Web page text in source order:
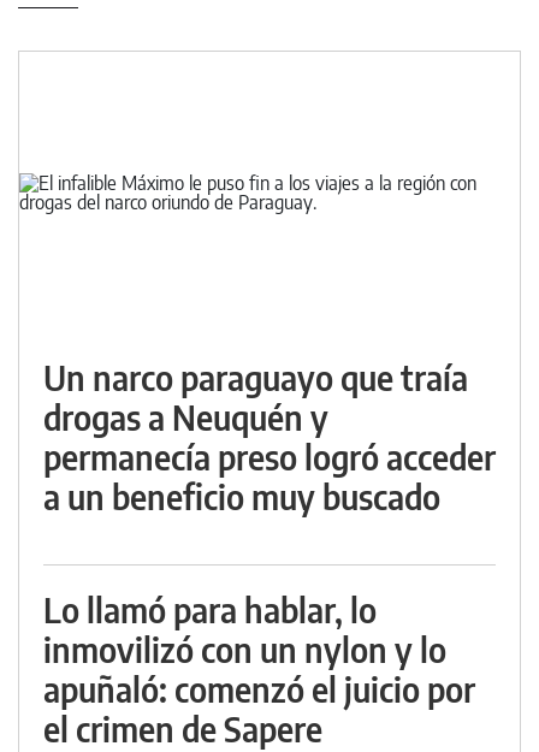
Un narco paraguayo que traía
drogas a Neuquén y
permanecía preso logró acceder
a un beneficio muy buscado
Lo llamó para hablar, lo
inmovilizó con un nylon y lo
apuñaló: comenzó el juicio por
el crimen de Sapere